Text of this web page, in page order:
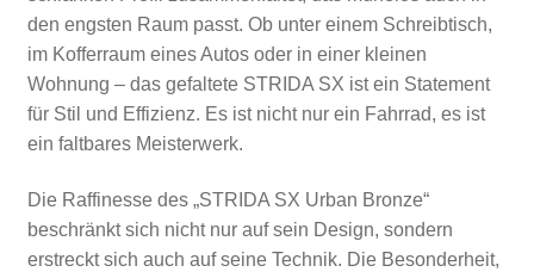
den engsten Raum passt. Ob unter einem Schreibtisch,
im Kofferraum eines Autos oder in einer kleinen
Wohnung – das gefaltete STRIDA SX ist ein Statement
für Stil und Effizienz. Es ist nicht nur ein Fahrrad, es ist
ein faltbares Meisterwerk.
Die Raffinesse des „STRIDA SX Urban Bronze“
beschränkt sich nicht nur auf sein Design, sondern
erstreckt sich auch auf seine Technik. Die Besonderheit,